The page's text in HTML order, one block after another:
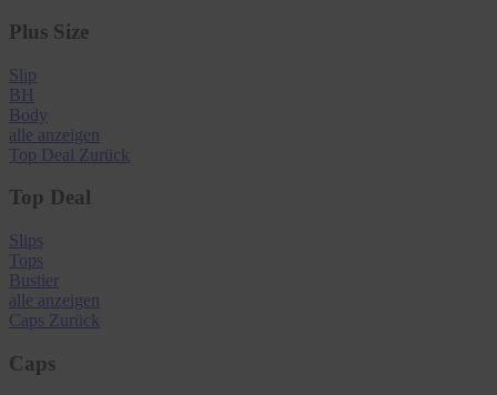
Plus Size
Slip
BH
Body
alle anzeigen
Top Deal Zurück
Top Deal
Slips
Tops
Bustier
alle anzeigen
Caps Zurück
Caps